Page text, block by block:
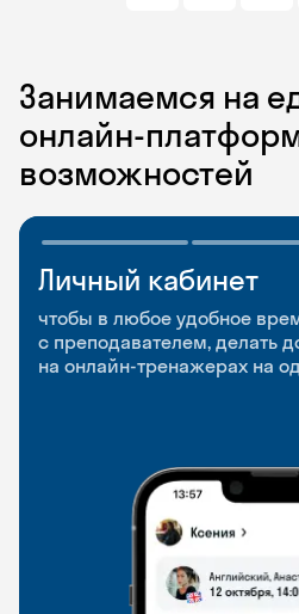
Занимаемся на
онлайн-
возможностей
Личный кабинет
чтобы в любое удобное
с преподавателем, делать
на онлайн-тренажерах на
Мобильное
приложение
чтобы заниматься и
и когда удобно
Разговорные клубы
и Talks
Групповые занятия для
и индивидуальные встречи